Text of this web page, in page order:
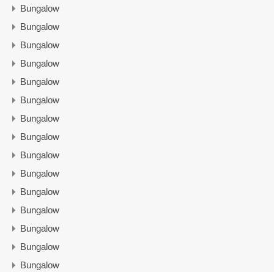
Bungalow
Bungalow
Bungalow
Bungalow
Bungalow
Bungalow
Bungalow
Bungalow
Bungalow
Bungalow
Bungalow
Bungalow
Bungalow
Bungalow
Bungalow